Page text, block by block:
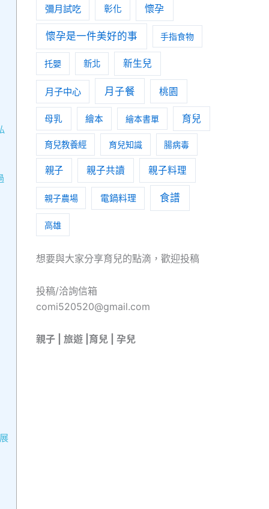
彌月試吃 彰化 懷孕
懷孕是一件美好的事 手指食物
托嬰 新北 新生兒
月子中心 月子餐 桃園
母乳 繪本 繪本書單 育兒
育兒教養經 育兒知識 腸病毒
親子 親子共讀 親子料理
親子農場 電鍋料理 食譜
高雄
想要與大家分享育兒的點滴，歡迎投稿
投稿/洽詢信箱
comi520520@gmail.com
親子 | 旅遊 |育兒 | 孕兒